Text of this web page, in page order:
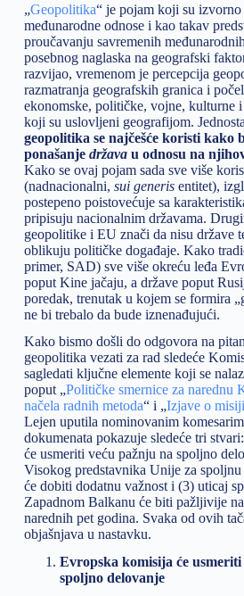
„Geopolitika“ je pojam koji su
međunarodne odnose i kao takav
proučavanju savremenih
posebnog naglaska na geografski
razvijao, vremenom je percepcija
razmatranja geografskih granica i
ekonomske, političke, vojne, kulturne i
koji su uslovljeni geografijom.
geopolitika se najčešće koristi kako
ponašanje državau odnosu na
Kako se ovaj pojam sada sve više
(nadnacionalni, sui generisentitet),
postepeno poistovećuje sa
pripisuju nacionalnim državama.
geopolitike i EU znači da nisu države
oblikuju političke događaje. Kako
primer, SAD) sve više okreću leđa
poput Kine jačaju, a države poput
poredak, trenutak u kojem se formira
ne bi trebalo da bude iznenađujući.
Kako bismo došli do odgovora na
geopolitika vezati za rad sledeće
sagledati ključne elemente koji se
poput „Političke smernice za narednu
načela radnih metoda“ i „Izjave o misiji
Lejen uputila nominovanim
dokumenata pokazuje sledeće tri
će usmeriti veću pažnju na spoljno
Visokog predstavnika Unije za
će dobiti dodatnu važnost i (3) uticaj
Zapadnom Balkanu će biti pažljivije
narednih pet godina. Svaka od ovih
objašnjava u nastavku.
Evropska komisija će usmeriti
spoljno delovanje